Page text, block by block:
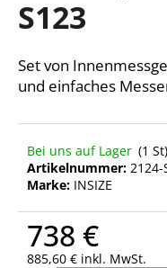
S123
Set von
und einfaches
Bei uns auf Lager (1 St)
Artikelnummer: 2124-
Marke: INSIZE
738 €
885,60 € inkl. MwSt.
m
p
e
h
n